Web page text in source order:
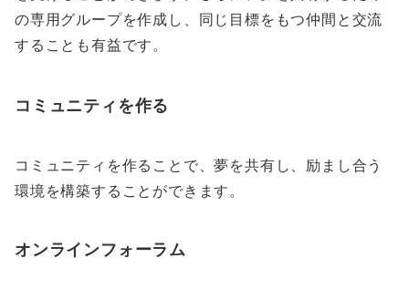
の専用グループを作成し、同じ目標をもつ仲間と交流
することも有益です。
コミュニティを作る
コミュニティを作ることで、夢を共有し、励まし合う
環境を構築することができます。
オンラインフォーラム